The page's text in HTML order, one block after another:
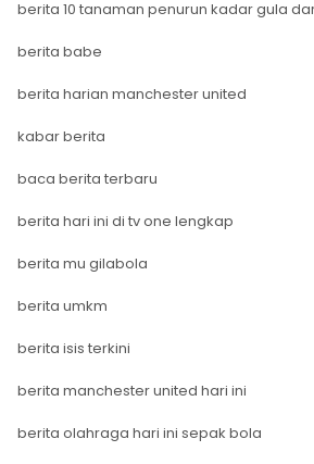
berita 10 tanaman penurun kadar gula
berita babe
berita harian manchester united
kabar berita
baca berita terbaru
berita hari ini di tv one lengkap
berita mu gilabola
berita umkm
berita isis terkini
berita manchester united hari ini
berita olahraga hari ini sepak bola